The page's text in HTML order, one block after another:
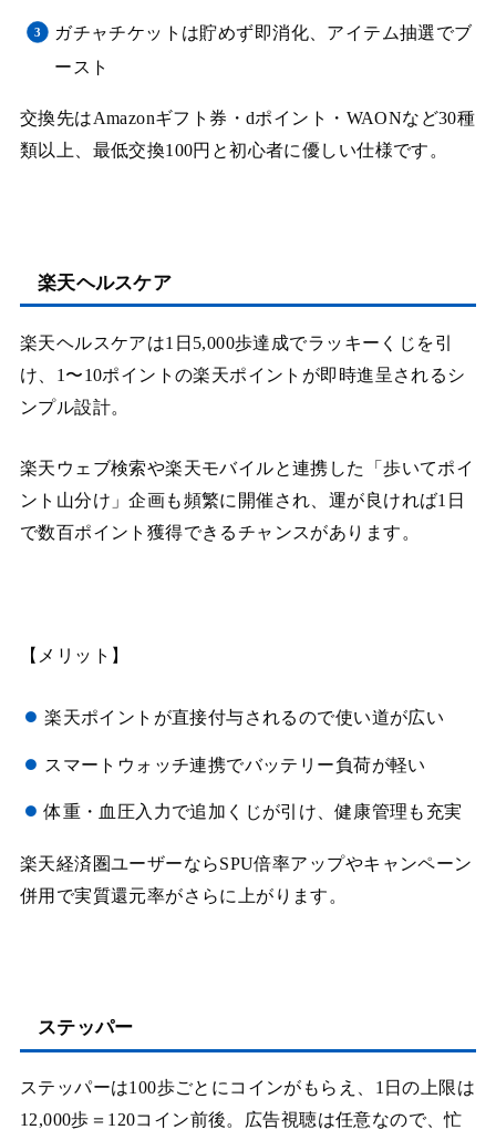
ガチャチケットは貯めず即消化、アイテム抽選でブ
ースト
交換先はAmazonギフト券・dポイント・WAONなど30種
類以上、最低交換100円と初心者に優しい仕様です。
楽天ヘルスケア
楽天ヘルスケアは1日5,000歩達成でラッキーくじを引
け、1〜10ポイントの楽天ポイントが即時進呈されるシ
ンプル設計。
楽天ウェブ検索や楽天モバイルと連携した「歩いてポイ
ント山分け」企画も頻繁に開催され、運が良ければ1日
で数百ポイント獲得できるチャンスがあります。
【メリット】
楽天ポイントが直接付与されるので使い道が広い
スマートウォッチ連携でバッテリー負荷が軽い
体重・血圧入力で追加くじが引け、健康管理も充実
楽天経済圏ユーザーならSPU倍率アップやキャンペーン
併用で実質還元率がさらに上がります。
ステッパー
ステッパーは100歩ごとにコインがもらえ、1日の上限は
12,000歩＝120コイン前後。広告視聴は任意なので、忙